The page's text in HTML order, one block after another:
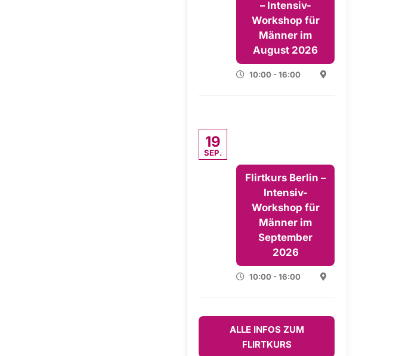
– Intensiv-
Workshop für
Männer im
August 2026
10:00 - 16:00
19
SEP.
Flirtkurs Berlin –
Intensiv-
Workshop für
Männer im
September
2026
10:00 - 16:00
ALLE INFOS ZUM
FLIRTKURS